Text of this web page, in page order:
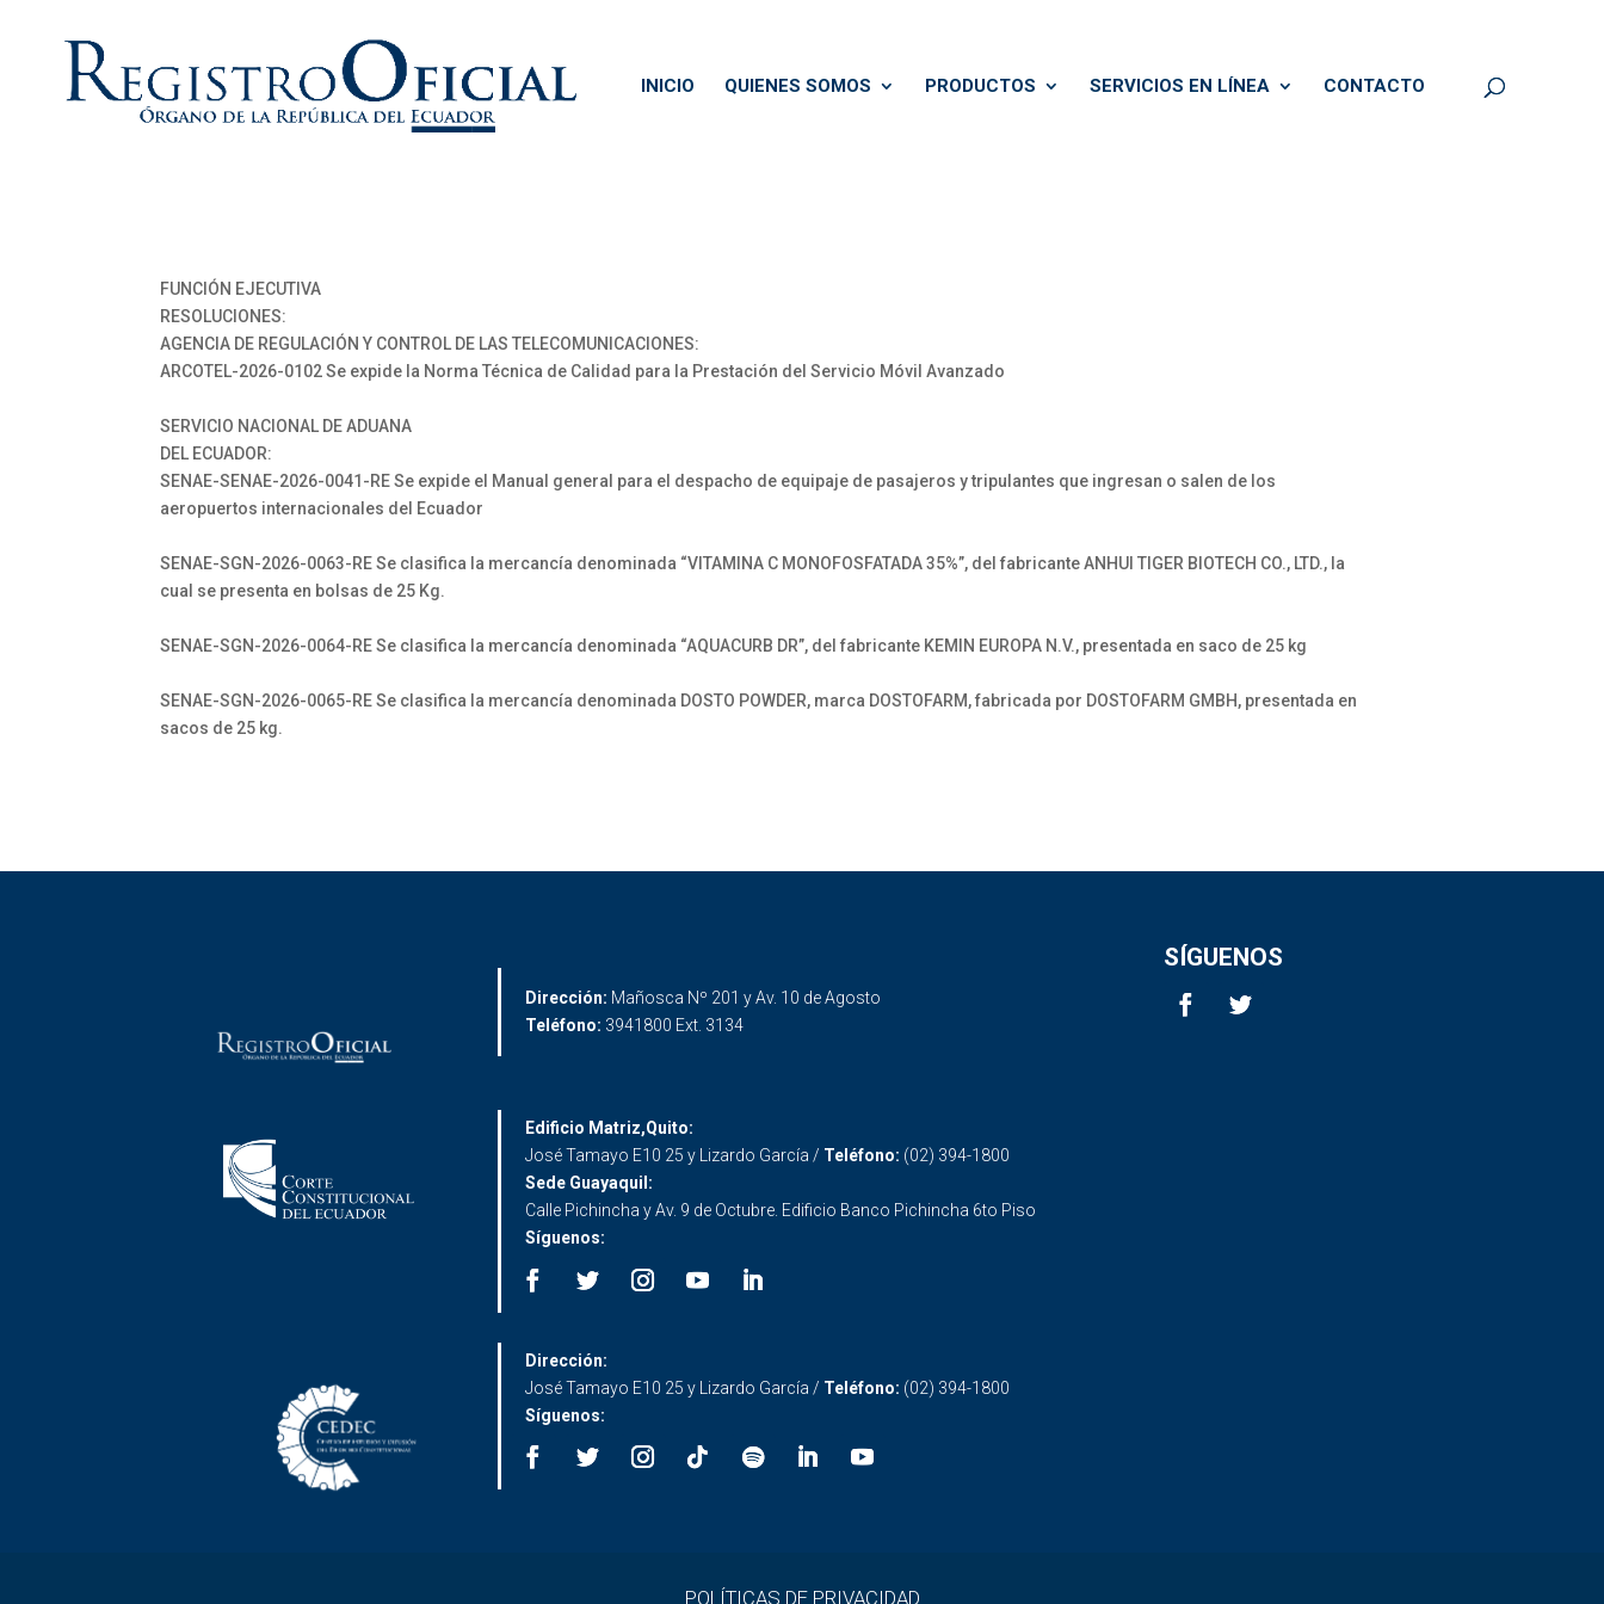
INICIO QUIENES SOMOS PRODUCTOS SERVICIOS EN LÍNEA CONTACTO
FUNCIÓN EJECUTIVA
RESOLUCIONES:
AGENCIA DE REGULACIÓN Y CONTROL DE LAS TELECOMUNICACIONES:
ARCOTEL-2026-0102 Se expide la Norma Técnica de Calidad para la Prestación del Servicio Móvil Avanzado
SERVICIO NACIONAL DE ADUANA
DEL ECUADOR:
SENAE-SENAE-2026-0041-RE Se expide el Manual general para el despacho de equipaje de pasajeros y tripulantes que ingresan o salen de los
aeropuertos internacionales del Ecuador
SENAE-SGN-2026-0063-RE Se clasifica la mercancía denominada “VITAMINA C MONOFOSFATADA 35%”, del fabricante ANHUI TIGER BIOTECH CO., LTD., la
cual se presenta en bolsas de 25 Kg.
SENAE-SGN-2026-0064-RE Se clasifica la mercancía denominada “AQUACURB DR”, del fabricante KEMIN EUROPA N.V., presentada en saco de 25 kg
SENAE-SGN-2026-0065-RE Se clasifica la mercancía denominada DOSTO POWDER, marca DOSTOFARM, fabricada por DOSTOFARM GMBH, presentada en
sacos de 25 kg.
Dirección: Mañosca Nº 201 y Av. 10 de Agosto
Teléfono: 3941800 Ext. 3134
SÍGUENOS
Edificio Matriz,Quito:
José Tamayo E10 25 y Lizardo García / Teléfono: (02) 394-1800
Sede Guayaquil:
Calle Pichincha y Av. 9 de Octubre. Edificio Banco Pichincha 6to Piso
Síguenos:
Dirección:
José Tamayo E10 25 y Lizardo García / Teléfono: (02) 394-1800
Síguenos:
POLÍTICAS DE PRIVACIDAD